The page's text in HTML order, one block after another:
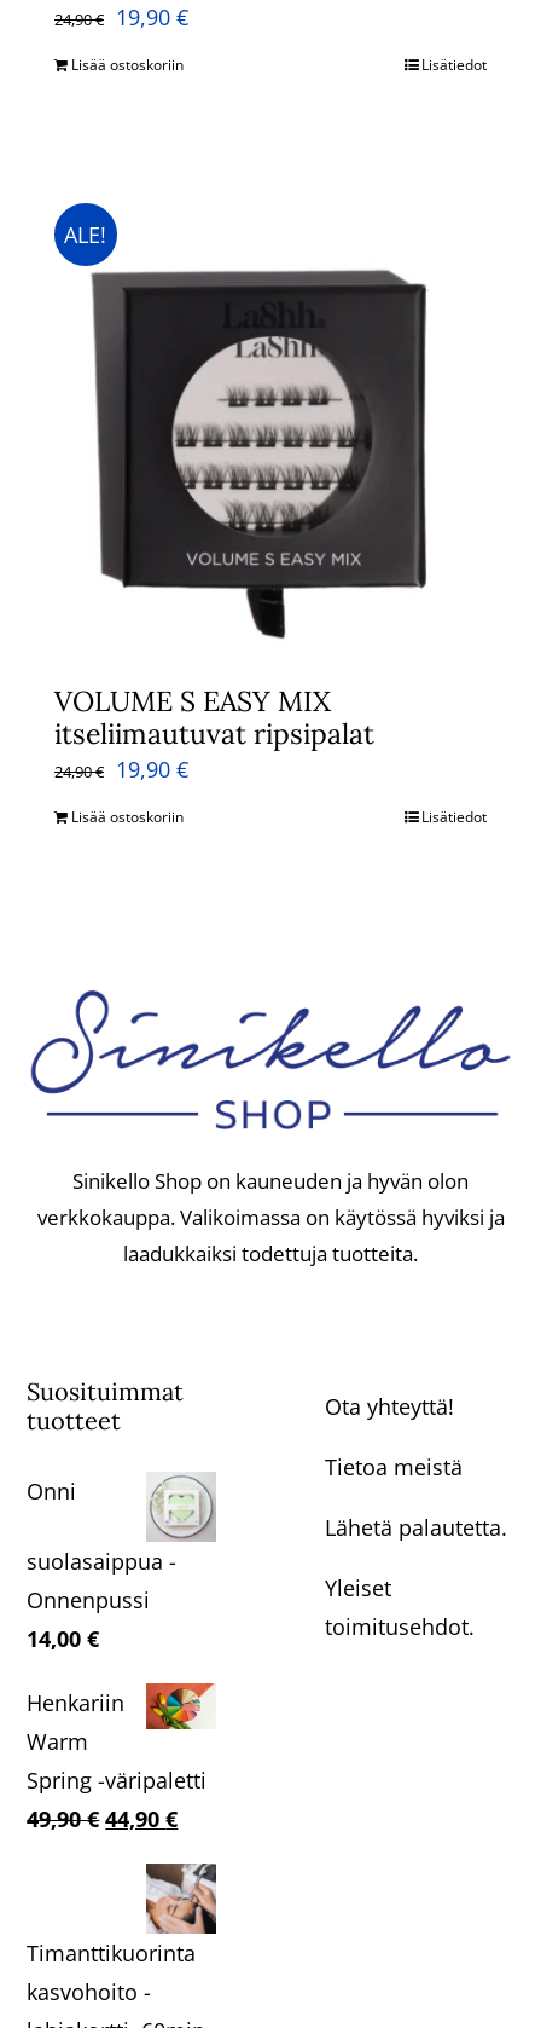
24,90€
Alkuperäinen
hinta
19,90 €Nykyinen
Lisää ostoskoriin Lisätiedot
ALE!
VOLUME S EASY MIX
itseliimautuvat ripsipalat
24,90€
Alkuperäinen
hinta
19,90 €Nykyinen
Lisää ostoskoriin Lisätiedot
Sinikello Shop on kauneuden ja hyvän olon
verkkokauppa. Valikoimassa on käytössä hyviksi ja
laadukkaiksi todettuja tuotteita.
Suosituimmat
tuotteet
Onni
suolasaippua -
Onnenpussi
14,00€
Henkariin
Warm
Spring -väripaletti
49,90€Alkuperäinen
hinta
49,90 €.
44,90€Nykyinen
hinta
on:
44,90 €.
Timanttikuorinta
kasvohoito -
Ota yhteyttä!
Tietoa meistä
Lähetä palautetta.
Yleiset
toimitusehdot.